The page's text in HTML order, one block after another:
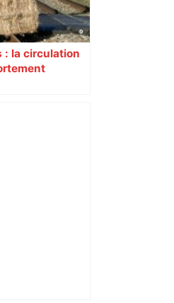
: la circulation